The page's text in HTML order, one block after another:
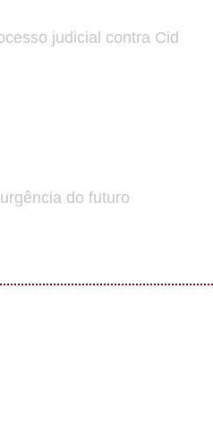
judicial contra Cid
do futuro